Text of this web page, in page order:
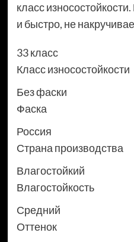
класс
и быстро, не
33 класс
Класс износостойкости
Без фаски
Фаска
Россия
Страна производства
Влагостойкий
Влагостойкость
Средний
Оттенок